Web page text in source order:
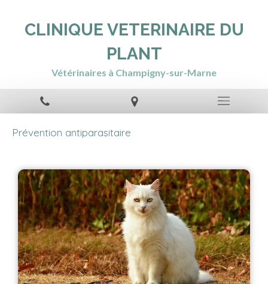
CLINIQUE VETERINAIRE DU
PLANT
Vétérinaires à Champigny-sur-Marne
Prévention antiparasitaire